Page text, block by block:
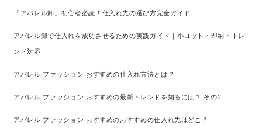
「アパレル卸」初心者必読！仕入れ先の選び方完全ガイド
アパレル卸で仕入れを成功させるための実践ガイド｜小ロット・即納・トレ
ンド対応
アパレル ファッション おすすめの仕入れ方法とは？
アパレル ファッション おすすめの最新トレンドを知るには？ その2
アパレル ファッション おすすめのおすすめの仕入れ先はどこ？